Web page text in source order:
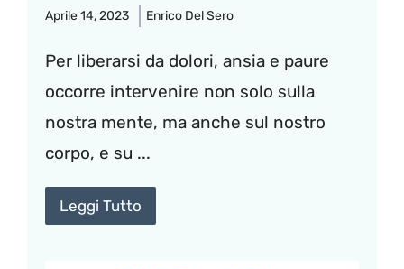
Aprile 14, 2023 Enrico Del Sero
Per liberarsi da dolori, ansia e paure
occorre intervenire non solo sulla
nostra mente, ma anche sul nostro
corpo, e su ...
Leggi Tutto